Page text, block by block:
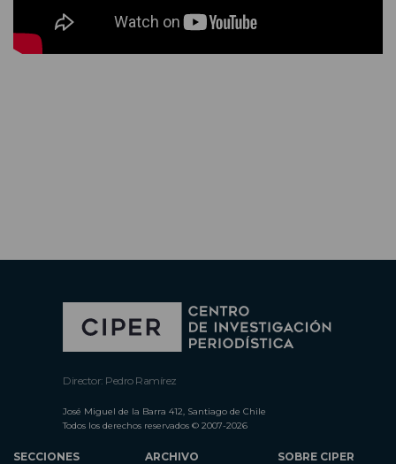
Director: Pedro Ramírez
José Miguel de la Barra 412, Santiago de Chile
Todos los derechos reservados © 2007-2026
SECCIONES
ARCHIVO
SOBRE CIPER